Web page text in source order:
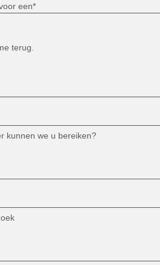
een*
terug.
kunnen we u bereiken?